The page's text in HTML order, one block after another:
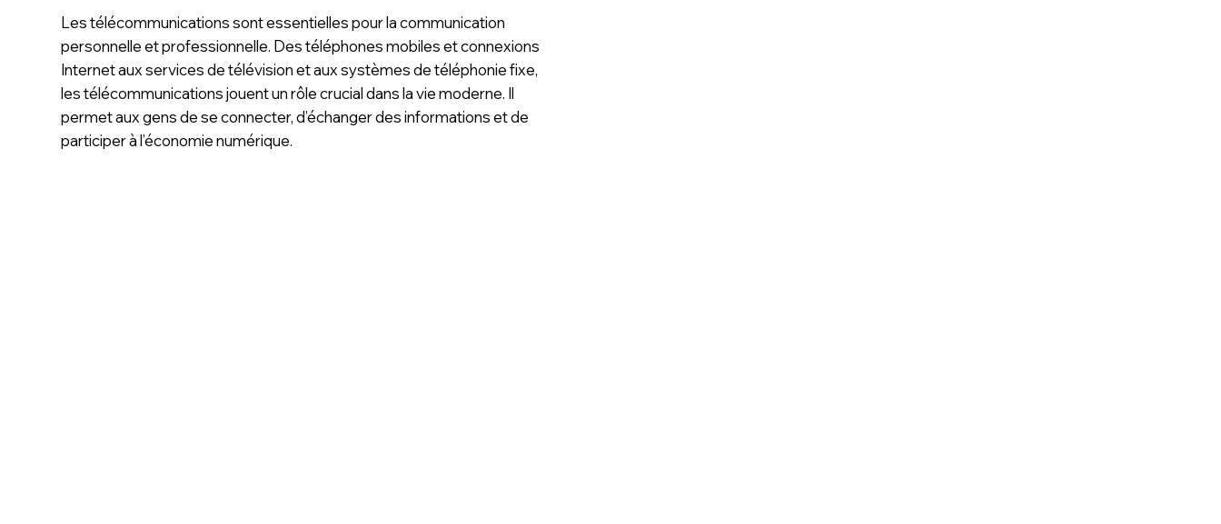
Les télécommunications sont essentielles pour la communication
personnelle et professionnelle. Des téléphones mobiles et connexions
Internet aux services de télévision et aux systèmes de téléphonie fixe,
les télécommunications jouent un rôle crucial dans la vie moderne. Il
permet aux gens de se connecter, d’échanger des informations et de
participer à l’économie numérique.